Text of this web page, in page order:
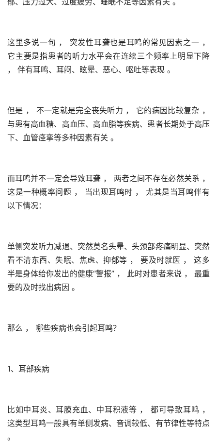
这里多说一句 ， 突发性耳聋也是耳鸣的常见因素之一 ，
它主要是指患者的听力水平会在连续三个频率上明显下降
， 伴有耳鸣、耳闷、眩晕、恶心、呕吐等表现 。
但是 ， 不一定就是完全丧失听力 ， 它的病因比较复杂 ，
与患有高血糖、高血压、高血脂等疾病、患者长期处于高压
下、血管痉挛等多种因素有关 。
而耳鸣并不一定会导致耳聋 ， 两者之间不存在必然关系 ，
这是一种概率问题 ， 当出现耳鸣时 ， 尤其是当耳鸣伴有
以下情况：
单侧突发听力减退、突然莫名头晕、头颈部疼痛明显、突然
看不清东西、失眠、焦虑、抑郁等 ， 要及时就医 ， 这多
半是身体给你发出的健康“警报” ， 此时对患者来说 ， 最重
要的及时找出病因 。
那么 ， 哪些疾病也会引起耳鸣？
1、耳部疾病
比如中耳炎、耳膜充血、中耳积液等 ， 都可导致耳鸣 ，
这类型耳鸣一般具有单侧发病、音调较低、有节律性等特点
。